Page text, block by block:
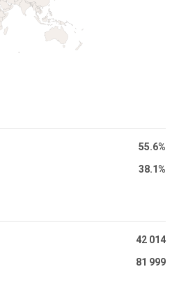
55.6%
38.1%
42 014
81 999